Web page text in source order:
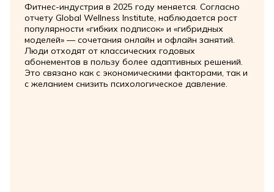
Фитнес-индустрия в 2025 году меняется. Согласно
отчету Global Wellness Institute, наблюдается рост
популярности «гибких подписок» и «гибридных
моделей» — сочетания онлайн и офлайн занятий.
Люди отходят от классических годовых
абонементов в пользу более адаптивных решений.
Это связано как с экономическими факторами, так и
с желанием снизить психологическое давление.